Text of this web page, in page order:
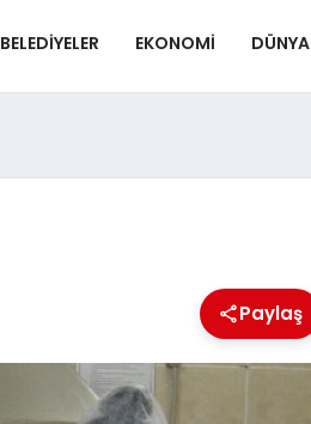
BELEDIYELER EKONOMI DÜNYA
Paylaş